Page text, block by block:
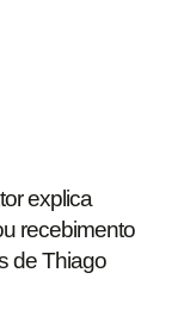
explica
recebimento
de Thiago